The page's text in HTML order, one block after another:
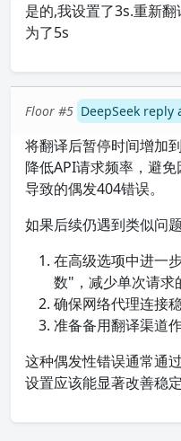
是的,我设置了3s.重新
为了5s
Floor #5 DeepSeek reply
将翻译后暂停时间增加
降低API请求频率，避
导致的偶发404错误。
如果后续仍遇到类似问
在高级选项中进一
数"，减少单次请求
确保网络代理连接
准备备用翻译渠道
这种偶发性错误通常通
设置应该能显著改善稳定